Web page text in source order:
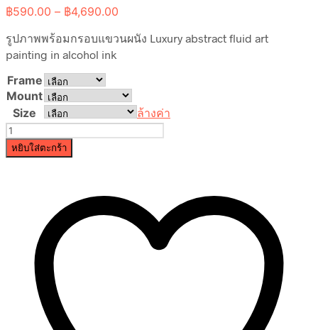
฿590.00 – ฿4,690.00
฿590.00
รูปภาพพร้อมกรอบแขวนผนัง Luxury abstract fluid art
painting in alcohol ink
Frame
Mount
Size
ล้างค่า
จำนวน
Luxury
abstract
alcohol
หยิบใส่ตะกร้า